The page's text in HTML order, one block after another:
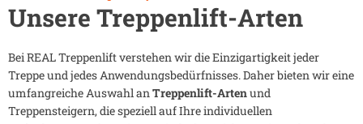
Unsere Treppenlift-Arten
Bei REAL Treppenlift verstehen wir die Einzigartigkeit jeder
Treppe und jedes Anwendungsbedürfnisses. Daher bieten wir eine
umfangreiche Auswahl anTreppenlift-Artenund
Treppensteigern, die speziell auf Ihre individuellen